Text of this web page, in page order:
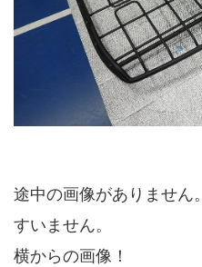
途中の画像がありません。
すいません。
横からの画像！